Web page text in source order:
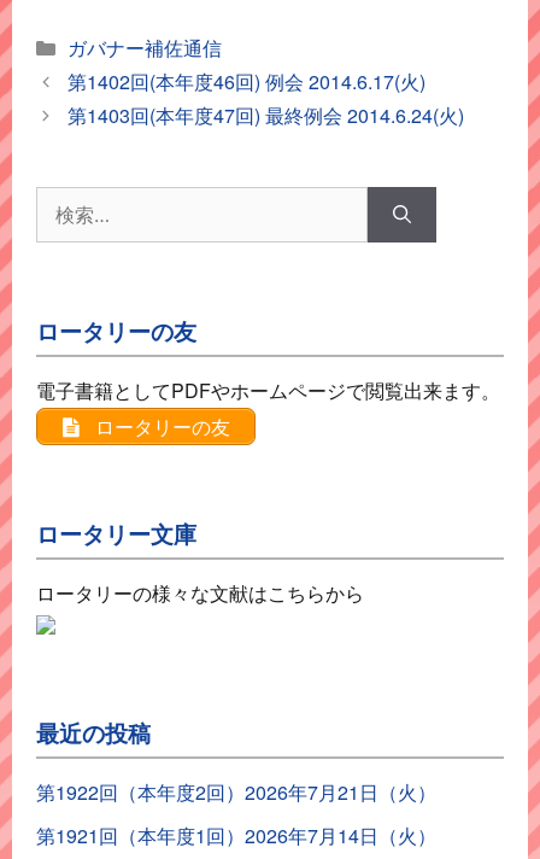
カ
テ
ゴ
リ
ガバナー補佐通信
第1402回(本年度46回) 例会 2014.6.17(火)
第1403回(本年度47回) 最終例会 2014.6.24(火)
索:
ロータリーの友
電子書籍としてPDFやホームページで閲覧出来ます。
ロータリーの友
ロータリー文庫
ロータリーの様々な文献はこちらから
最近の投稿
第1922回（本年度2回）2026年7月21日（火）
第1921回（本年度1回）2026年7月14日（火）